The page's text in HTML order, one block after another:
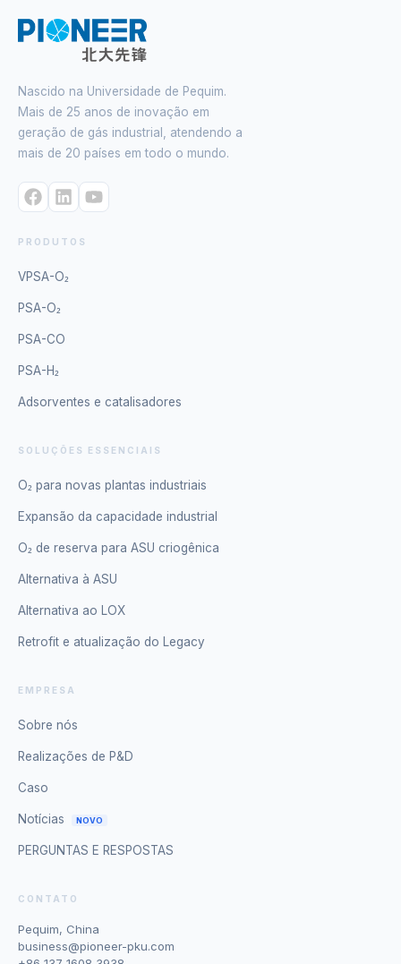
Nascido na Universidade de Pequim.
Mais de 25 anos de inovação em
geração de gás industrial, atendendo a
mais de 20 países em todo o mundo.
PRODUTOS
VPSA-O₂
PSA-O₂
PSA-CO
PSA-H₂
Adsorventes e catalisadores
SOLUÇÕES ESSENCIAIS
O₂ para novas plantas industriais
Expansão da capacidade industrial
O₂ de reserva para ASU criogênica
Alternativa à ASU
Alternativa ao LOX
Retrofit e atualização do Legacy
EMPRESA
Sobre nós
Realizações de P&D
Caso
Notícias NOVO
PERGUNTAS E RESPOSTAS
CONTATO
Pequim, China
business@pioneer-pku.com